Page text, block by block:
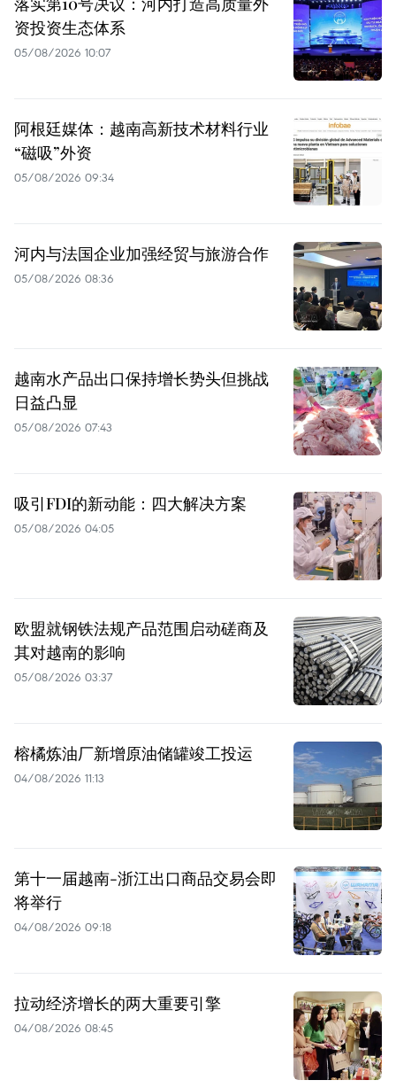
资投资生态体系
05/08/2026 10:07
阿根廷媒体：越南高新技术材料行业
“磁吸”外资
05/08/2026 09:34
河内与法国企业加强经贸与旅游合作
05/08/2026 08:36
越南水产品出口保持增长势头但挑战
日益凸显
05/08/2026 07:43
吸引FDI的新动能：四大解决方案
05/08/2026 04:05
欧盟就钢铁法规产品范围启动磋商及
其对越南的影响
05/08/2026 03:37
榕橘炼油厂新增原油储罐竣工投运
04/08/2026 11:13
第十一届越南-浙江出口商品交易会即
将举行
04/08/2026 09:18
拉动经济增长的两大重要引擎
04/08/2026 08:45